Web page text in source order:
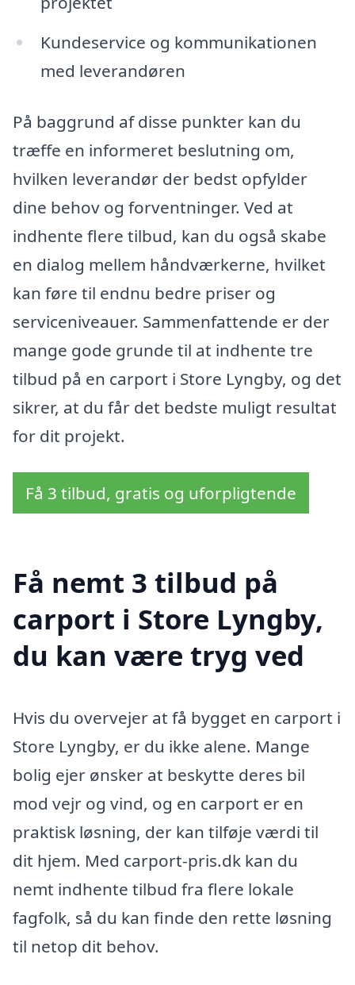
Kundeservice og kommunikationen
med leverandøren
På baggrund af disse punkter kan du
træffe en informeret beslutning om,
hvilken leverandør der bedst opfylder
dine behov og forventninger. Ved at
indhente flere tilbud, kan du også skabe
en dialog mellem håndværkerne, hvilket
kan føre til endnu bedre priser og
serviceniveauer. Sammenfattende er der
mange gode grunde til at indhente tre
tilbud på en carport i Store Lyngby, og det
sikrer, at du får det bedste muligt resultat
for dit projekt.
Få 3 tilbud, gratis og uforpligtende
Få nemt 3 tilbud på
carport i Store Lyngby,
du kan være tryg ved
Hvis du overvejer at få bygget en carport i
Store Lyngby, er du ikke alene. Mange
bolig ejer ønsker at beskytte deres bil
mod vejr og vind, og en carport er en
praktisk løsning, der kan tilføje værdi til
dit hjem. Med carport-pris.dk kan du
nemt indhente tilbud fra flere lokale
fagfolk, så du kan finde den rette løsning
til netop dit behov.